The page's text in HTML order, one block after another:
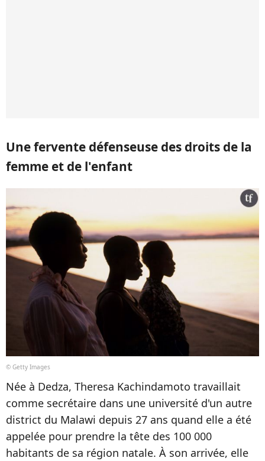
Une fervente défenseuse des droits de la
femme et de l'enfant
© Getty Images
Née à Dedza, Theresa Kachindamoto travaillait
comme secrétaire dans une université d'un autre
district du Malawi depuis 27 ans quand elle a été
appelée pour prendre la tête des 100 000
habitants de sa région natale. À son arrivée, elle